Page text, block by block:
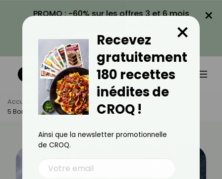
PROMO : -60% sur les offres 3 et 6 mois
VOIR LA PROMO
×
Accueil Actus
Alimentation
5 Bonnes Raisons De Manger De La Patate Douce
Recevez
gratuitement
180 recettes
inédites de
CROQ !
×
Ainsi que la newsletter promotionnelle
de CROQ.